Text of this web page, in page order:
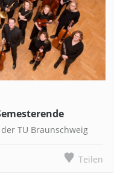
TU Braunschweig
Teilen